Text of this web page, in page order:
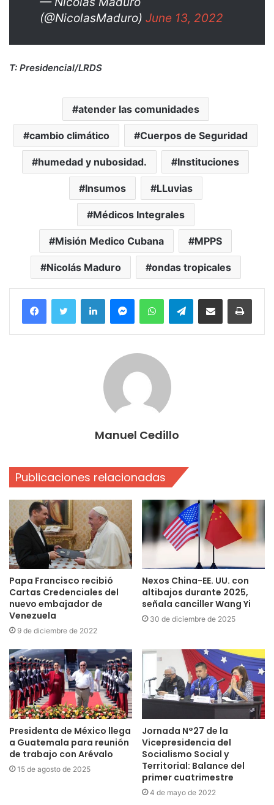
(@NicolasMaduro) June 13, 2022
T: Presidencial/LRDS
atender las comunidades
cambio climático Cuerpos de Seguridad
humedad y nubosidad. Instituciones
Insumos LLuvias
Médicos Integrales
Misión Medico Cubana MPPS
Nicolás Maduro ondas tropicales
FacebookTwitter LinkedInMessengerWhatsAppTelegramCompartir por correo electrónico
Manuel Cedillo
Publicaciones relacionadas
Papa Francisco recibió
Cartas Credenciales del
nuevo embajador de
Venezuela
9 de diciembre de 2022
Nexos China-EE. UU. con
altibajos durante 2025,
señala canciller Wang Yi
30 de diciembre de 2025
Presidenta de México llega
a Guatemala para reunión
de trabajo con Arévalo
15 de agosto de 2025
Jornada N°27 de la
Vicepresidencia del
Socialismo Social y
Territorial: Balance del
primer cuatrimestre
4 de mayo de 2022